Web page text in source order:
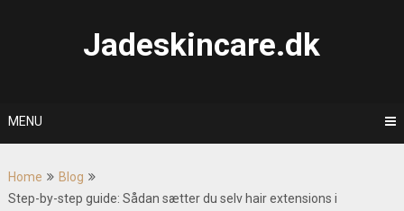
Jadeskincare.dk
MENU
Home
Blog
Step-by-step guide: Sådan sætter du selv hair extensions i